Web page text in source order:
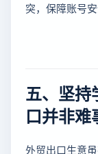
突，保障账号安
五、坚持
口并非难
外贸出口生意